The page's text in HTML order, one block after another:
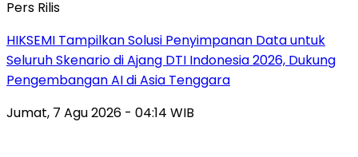
Pers Rilis
HIKSEMI Tampilkan Solusi Penyimpanan Data untuk
Seluruh Skenario di Ajang DTI Indonesia 2026, Dukung
Pengembangan AI di Asia Tenggara
Jumat, 7 Agu 2026 - 04:14 WIB